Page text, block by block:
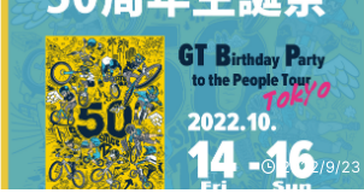
2022/9/23